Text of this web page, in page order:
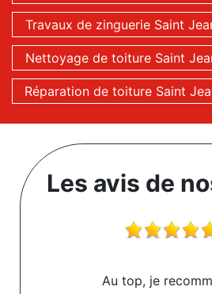
Travaux de zinguerie Saint
Nettoyage de toiture Saint
Réparation de toiture Saint
Les avis de
Au top, je